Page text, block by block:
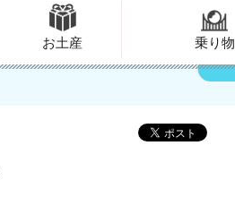
お土産 乗り物